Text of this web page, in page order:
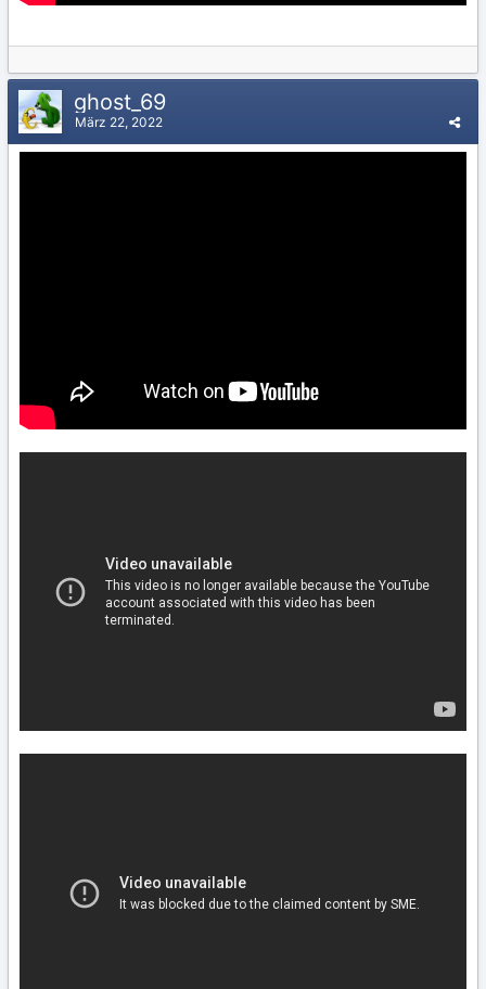
ghost_69
März 22, 2022